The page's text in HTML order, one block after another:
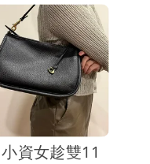
首當其衝，膚色
，讓人相當困擾。
上發文，剛做完醫
貨美妝保養品，
保養品，意外挖
元，直呼「贈品
」
資女趁雙11